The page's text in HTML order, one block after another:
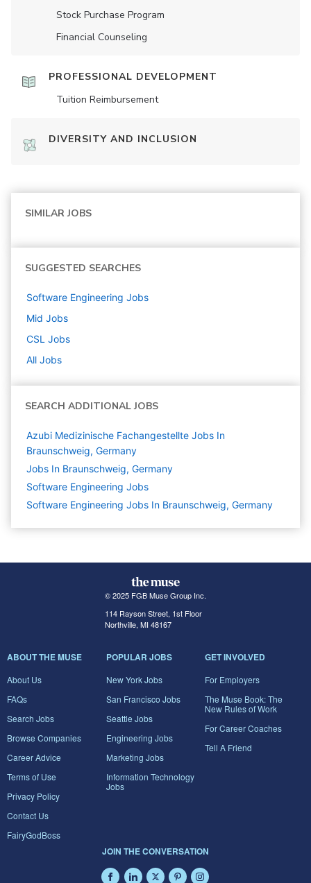
Stock Purchase Program
Financial Counseling
PROFESSIONAL DEVELOPMENT
Tuition Reimbursement
DIVERSITY AND INCLUSION
SIMILAR JOBS
SUGGESTED SEARCHES
Software Engineering Jobs
Mid Jobs
CSL Jobs
All Jobs
SEARCH ADDITIONAL JOBS
Azubi Medizinische Fachangestellte Jobs In
Braunschweig, Germany
Jobs In Braunschweig, Germany
Software Engineering Jobs
Software Engineering Jobs In Braunschweig, Germany
© 2025 FGB Muse Group Inc.
114 Rayson Street, 1st Floor
Northville, MI 48167
ABOUT THE MUSE
About Us
FAQs
Search Jobs
Browse Companies
Career Advice
Terms of Use
Privacy Policy
Contact Us
FairyGodBoss
POPULAR JOBS
New York Jobs
San Francisco Jobs
Seattle Jobs
Engineering Jobs
Marketing Jobs
Information Technology
Jobs
GET INVOLVED
For Employers
The Muse Book: The
New Rules of Work
For Career Coaches
Tell A Friend
JOIN THE CONVERSATION